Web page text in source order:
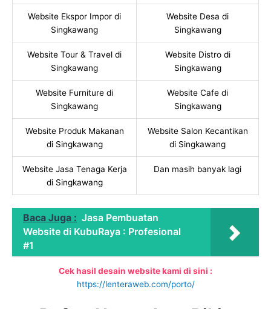
Website Ekspor Impor di
Singkawang
Website Desa di
Singkawang
Website Tour & Travel di
Singkawang
Website Distro di
Singkawang
Website Furniture di
Singkawang
Website Cafe di
Singkawang
Website Produk Makanan
di Singkawang
Website Salon Kecantikan
di Singkawang
Website Jasa Tenaga Kerja
di Singkawang
Dan masih banyak lagi
Baca Juga : Jasa Pembuatan
Website di KubuRaya : Profesional
#1
Cek hasil desain website kami di sini :
https://lenteraweb.com/porto/